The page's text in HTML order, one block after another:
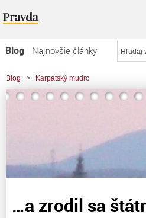
Blog
Najnovšie články
Najčítanejšie články
Najkomentovanejšie články
Blog > Karpatský mudrc
> ...a zrodil sa štátnik! Fico začal
…a zrodil sa